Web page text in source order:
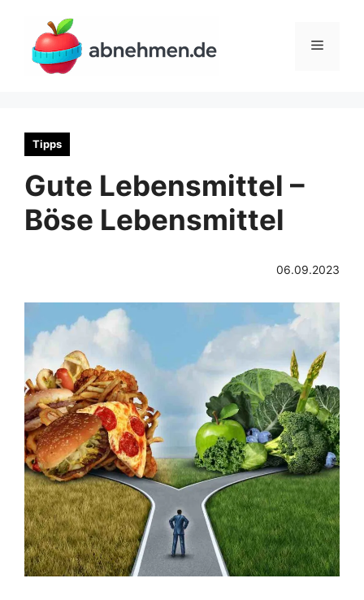
springen
Menü
Tipps
Gute Lebensmittel –
Böse Lebensmittel
06.09.2023